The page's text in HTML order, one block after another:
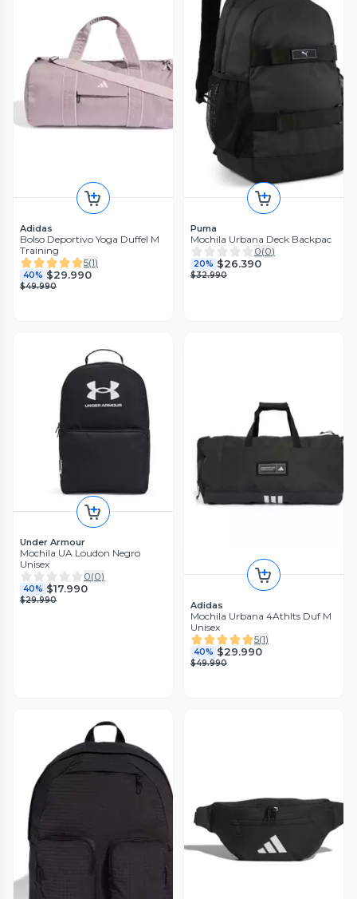
Adidas
Bolso Deportivo Yoga Duffel M
Training
5(1)
40% $29.990
$49.990
Puma
Mochila Urbana Deck Backpac
0(0)
20% $26.390
$32.990
Under Armour
Mochila UA Loudon Negro
Unisex
0(0)
40% $17.990
$29.990 Adidas
Mochila Urbana 4Athlts Duf M
Unisex
5(1)
40% $29.990
$49.990